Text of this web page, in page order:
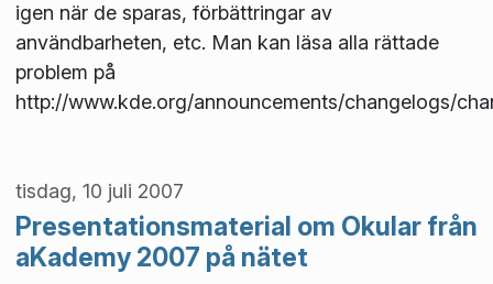
igen när de sparas, förbättringar av
användbarheten, etc. Man kan läsa alla rättade
problem på
http://www.kde.org/announcements/changelogs/
tisdag, 10 juli 2007
Presentationsmaterial om Okular från
aKademy 2007 på nätet